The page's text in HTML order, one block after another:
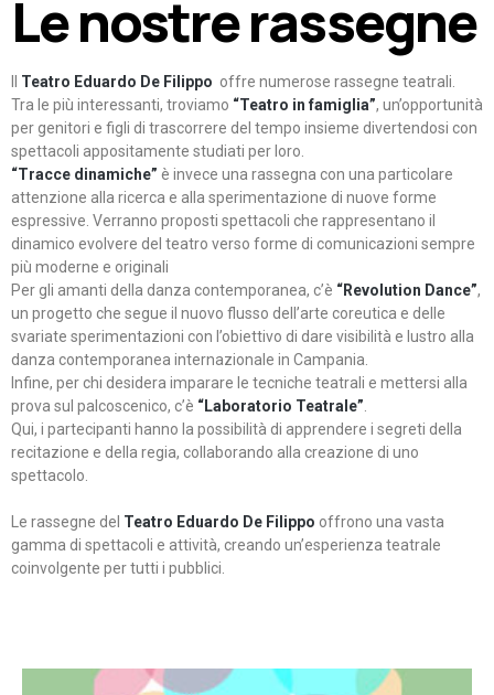
Le nostre rassegne
Teatro Eduardo De Filippo offre numerose rassegne teatrali.
Tra le più interessanti, troviamo “Teatro in famiglia”, un’opportunità
per genitori e figli di trascorrere del tempo insieme divertendosi con
spettacoli appositamente studiati per loro.
“Tracce dinamiche” è invece una rassegna con una particolare
attenzione alla ricerca e alla sperimentazione di nuove forme
espressive. Verranno proposti spettacoli che rappresentano il
dinamico evolvere del teatro verso forme di comunicazioni sempre
più moderne e originali
Per gli amanti della danza contemporanea, c’è “Revolution Dance”,
un progetto che segue il nuovo flusso dell’arte coreutica e delle
svariate sperimentazioni con l’obiettivo di dare visibilità e lustro alla
danza contemporanea internazionale in Campania.
Infine, per chi desidera imparare le tecniche teatrali e mettersi alla
prova sul palcoscenico, c’è “Laboratorio Teatrale”
Qui, i partecipanti hanno la possibilità di apprendere i segreti della
recitazione e della regia, collaborando alla creazione di uno
spettacolo.
Le rassegne del Teatro Eduardo De Filippo offrono una vasta
gamma di spettacoli e attività, creando un’esperienza teatrale
coinvolgente per tutti i pubblici.